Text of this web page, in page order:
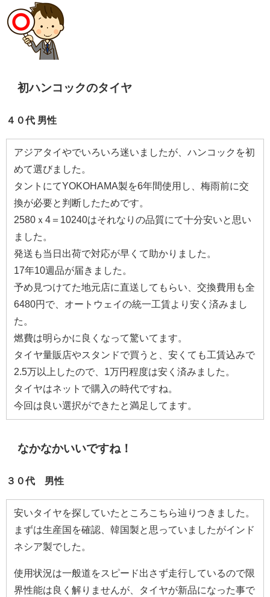
初ハンコックのタイヤ
４０代 男性
アジアタイやでいろいろ迷いましたが、ハンコックを初
めて選びました。
タントにてYOKOHAMA製を6年間使用し、梅雨前に交
換が必要と判断したためです。
2580ｘ4＝10240はそれなりの品質にて十分安いと思い
ました。
発送も当日出荷で対応が早くて助かりました。
17年10週品が届きました。
予め見つけてた地元店に直送してもらい、交換費用も全
6480円で、オートウェイの統一工賃より安く済みまし
た。
燃費は明らかに良くなって驚いてます。
タイヤ量販店やスタンドで買うと、安くても工賃込みで
2.5万以上したので、1万円程度は安く済みました。
タイヤはネットで購入の時代ですね。
今回は良い選択ができたと満足してます。
なかなかいいですね！
３０代 男性
安いタイヤを探していたところこちら辿りつきました。
まずは生産国を確認、韓国製と思っていましたがインド
ネシア製でした。
使用状況は一般道をスピード出さず走行しているので限
界性能は良く解りませんが、タイヤが新品になった事で